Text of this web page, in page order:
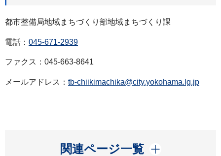
都市整備局地域まちづくり部地域まちづくり課
電話： 045-671-2939
ファクス：045-663-8641
メールアドレス： tb-chiikimachika@city.yokohama.lg.jp
関連ページ一覧
開く